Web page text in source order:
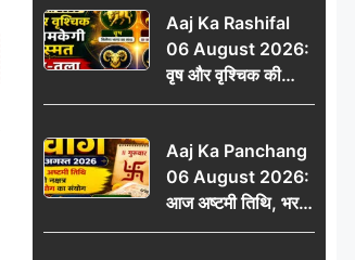
प्रथम स्थान
Aaj Ka Rashifal
06 August 2026:
वृष और वृश्चिक की
चमकेगी किस्मत, मेष-
Aaj Ka Panchang
06 August 2026:
आज अष्टमी तिथि, भरणी
नक्षत्र और गंड योग का